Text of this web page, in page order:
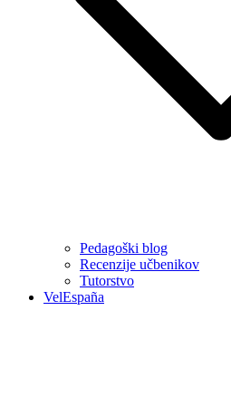
Pedagoški blog
Recenzije učbenikov
Tutorstvo
VelEspaña